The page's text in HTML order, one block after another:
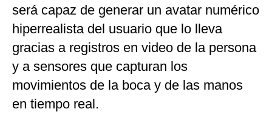
será capaz de generar un avatar numérico
hiperrealista del usuario que lo lleva
gracias a registros en video de la persona
y a sensores que capturan los
movimientos de la boca y de las manos
en tiempo real.